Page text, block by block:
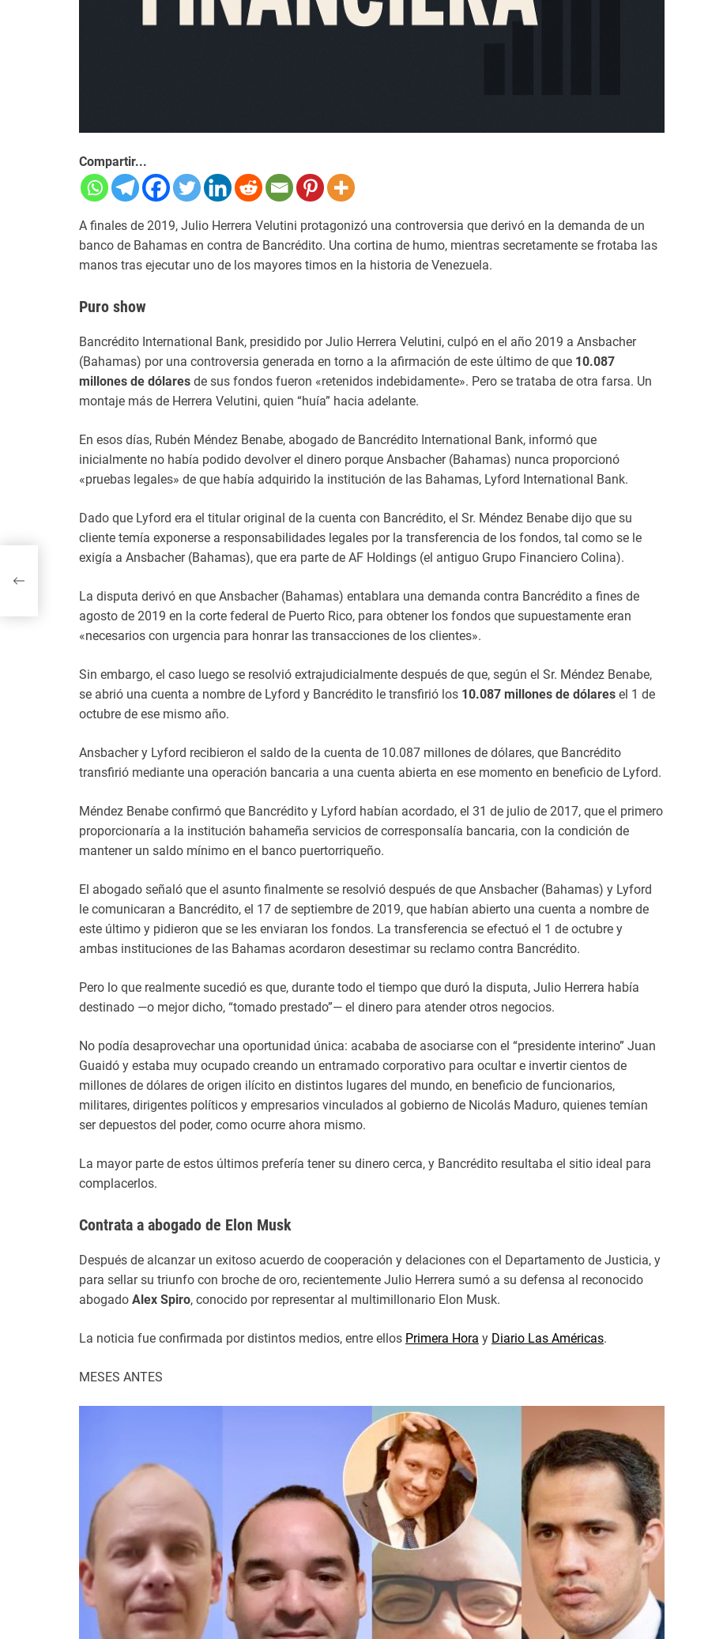
Compartir...
A finales de 2019, Julio Herrera Velutini protagonizó una controversia que derivó en la demanda de un
banco de Bahamas en contra de Bancrédito. Una cortina de humo, mientras secretamente se frotaba las
manos tras ejecutar uno de los mayores timos en la historia de Venezuela.
Puro show
Bancrédito International Bank, presidido por Julio Herrera Velutini, culpó en el año 2019 a Ansbacher
(Bahamas) por una controversia generada en torno a la afirmación de este último de que 10.087
millones de dólares de sus fondos fueron «retenidos indebidamente». Pero se trataba de otra farsa. Un
montaje más de Herrera Velutini, quien “huía” hacia adelante.
En esos días, Rubén Méndez Benabe, abogado de Bancrédito International Bank, informó que
inicialmente no había podido devolver el dinero porque Ansbacher (Bahamas) nunca proporcionó
«pruebas legales» de que había adquirido la institución de las Bahamas, Lyford International Bank.
Dado que Lyford era el titular original de la cuenta con Bancrédito, el Sr. Méndez Benabe dijo que su
cliente temía exponerse a responsabilidades legales por la transferencia de los fondos, tal como se le
exigía a Ansbacher (Bahamas), que era parte de AF Holdings (el antiguo Grupo Financiero Colina).
La disputa derivó en que Ansbacher (Bahamas) entablara una demanda contra Bancrédito a fines de
agosto de 2019 en la corte federal de Puerto Rico, para obtener los fondos que supuestamente eran
«necesarios con urgencia para honrar las transacciones de los clientes».
Sin embargo, el caso luego se resolvió extrajudicialmente después de que, según el Sr. Méndez Benabe,
se abrió una cuenta a nombre de Lyford y Bancrédito le transfirió los 10.087 millones de dólares el 1 de
octubre de ese mismo año.
Ansbacher y Lyford recibieron el saldo de la cuenta de 10.087 millones de dólares, que Bancrédito
transfirió mediante una operación bancaria a una cuenta abierta en ese momento en beneficio de Lyford.
Méndez Benabe confirmó que Bancrédito y Lyford habían acordado, el 31 de julio de 2017, que el primero
proporcionaría a la institución bahameña servicios de corresponsalía bancaria, con la condición de
mantener un saldo mínimo en el banco puertorriqueño.
El abogado señaló que el asunto finalmente se resolvió después de que Ansbacher (Bahamas) y Lyford
le comunicaran a Bancrédito, el 17 de septiembre de 2019, que habían abierto una cuenta a nombre de
este último y pidieron que se les enviaran los fondos. La transferencia se efectuó el 1 de octubre y
ambas instituciones de las Bahamas acordaron desestimar su reclamo contra Bancrédito.
Pero lo que realmente sucedió es que, durante todo el tiempo que duró la disputa, Julio Herrera había
destinado —o mejor dicho, “tomado prestado”— el dinero para atender otros negocios.
No podía desaprovechar una oportunidad única: acababa de asociarse con el “presidente interino” Juan
Guaidó y estaba muy ocupado creando un entramado corporativo para ocultar e invertir cientos de
millones de dólares de origen ilícito en distintos lugares del mundo, en beneficio de funcionarios,
militares, dirigentes políticos y empresarios vinculados al gobierno de Nicolás Maduro, quienes temían
ser depuestos del poder, como ocurre ahora mismo.
La mayor parte de estos últimos prefería tener su dinero cerca, y Bancrédito resultaba el sitio ideal para
complacerlos.
Contrata a abogado de Elon Musk
Después de alcanzar un exitoso acuerdo de cooperación y delaciones con el Departamento de Justicia, y
para sellar su triunfo con broche de oro, recientemente Julio Herrera sumó a su defensa al reconocido
abogado Alex Spiro, conocido por representar al multimillonario Elon Musk.
La noticia fue confirmada por distintos medios, entre ellos Primera Hora y Diario Las Américas.
MESES ANTES